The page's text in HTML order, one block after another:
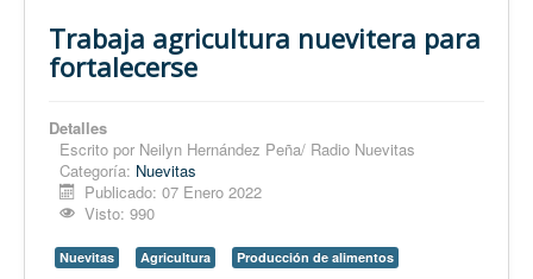
Trabaja agricultura nuevitera para
fortalecerse
Detalles
Escrito por Neilyn Hernández Peña/ Radio Nuevitas
Categoría: Nuevitas
Publicado: 07 Enero 2022
Visto: 990
Nuevitas Agricultura Producción de alimentos